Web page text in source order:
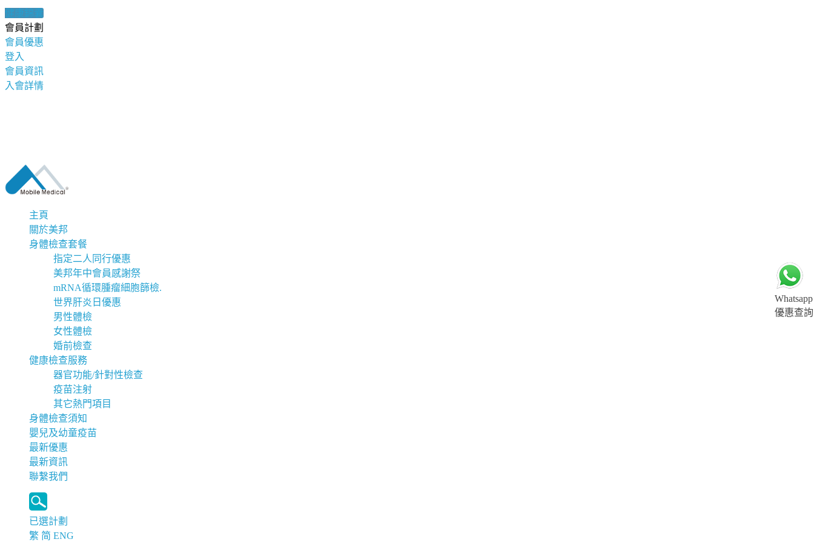
健康錦囊
會員計劃
會員優惠
登入
會員資訊
入會詳情
主頁
關於美邦
身體檢查套餐
指定二人同行優惠
美邦年中會員感謝祭
mRNA循環腫瘤細胞篩檢.
世界肝炎日優惠
男性體檢
女性體檢
婚前檢查
健康檢查服務
器官功能/針對性檢查
疫苗注射
其它熱門項目
身體檢查須知
嬰兒及幼童疫苗
最新優惠
最新資訊
聯繫我們
已選計劃
繁 简 ENG
Whatsapp
優惠查詢